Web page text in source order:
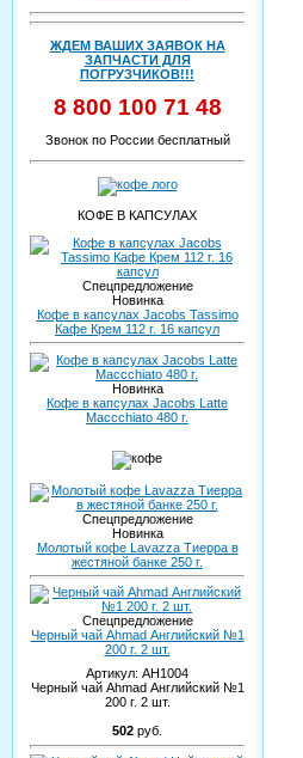
ЖДЕМ ВАШИХ ЗАЯВОК НА
ЗАПЧАСТИ ДЛЯ
ПОГРУЗЧИКОВ!!!
8 800 100 71 48
Звонок по России бесплатный
КОФЕ В КАПСУЛАХ
Спецпредложение
Новинка
Кофе в капсулах Jacobs Tassimo
Кафе Крем 112 г. 16 капсул
Новинка
Кофе в капсулах Jacobs Latte
Maccchiato 480 г.
Спецпредложение
Новинка
Молотый кофе Lavazza Тиерра в
жестяной банке 250 г.
Спецпредложение
Черный чай Ahmad Английский №1
200 г. 2 шт.
Артикул: AH1004
Черный чай Ahmad Английский №1
200 г. 2 шт.
502 руб.